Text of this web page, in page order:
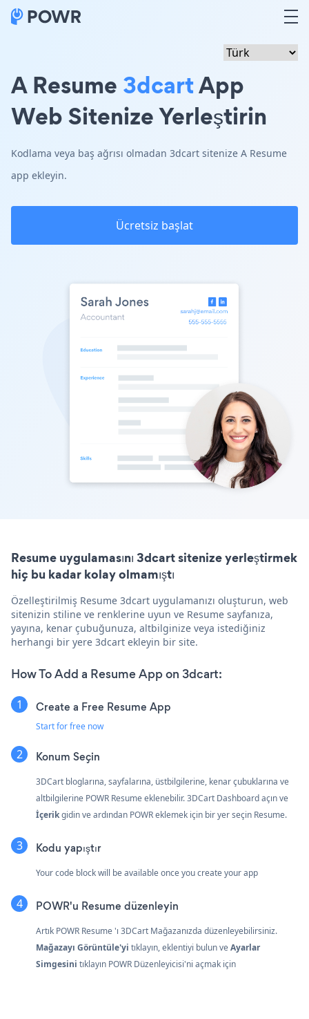
A Resume 3dcartApp
Web Sitenize Yerleştirin
Kodlama veya baş ağrısı olmadan 3dcart sitenize A Resume
app ekleyin.
Ücretsiz başlat
Resume uygulamasını 3dcart sitenize yerleştirmek
hiç bu kadar kolay olmamıştı
Özelleştirilmiş Resume 3dcart uygulamanızı oluşturun, web
sitenizin stiline ve renklerine uyun ve Resume sayfanıza,
yayına, kenar çubuğunuza, altbilginize veya istediğiniz
herhangi bir yere 3dcart ekleyin bir site.
How To Add a Resume App on 3dcart:
Create a Free Resume App
Start for free now
Konum Seçin
3DCart bloglarına, sayfalarına, üstbilgilerine, kenar çubuklarına ve
altbilgilerine POWR Resume eklenebilir. 3DCart Dashboard açın ve
İçerikgidin ve ardından POWR eklemek için bir yer seçin Resume.
Kodu yapıştır
Your code block will be available once you create your app
POWR'u Resume düzenleyin
Artık POWR Resume 'ı 3DCart Mağazanızda düzenleyebilirsiniz.
Mağazayı Görüntüle'yi tıklayın, eklentiyi bulun veAyarlar
Simgesini tıklayın POWR Düzenleyicisi'ni açmak için